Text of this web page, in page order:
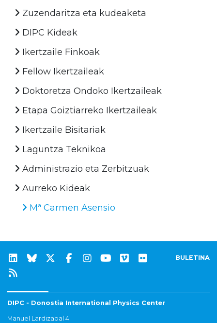
Zuzendaritza eta kudeaketa
DIPC Kideak
Ikertzaile Finkoak
Fellow Ikertzaileak
Doktoretza Ondoko Ikertzaileak
Etapa Goiztiarreko Ikertzaileak
Ikertzaile Bisitariak
Laguntza Teknikoa
Administrazio eta Zerbitzuak
Aurreko Kideak
Mª Carmen Asensio
BULETINA
DIPC - Donostia International Physics Center
Manuel Lardizabal 4